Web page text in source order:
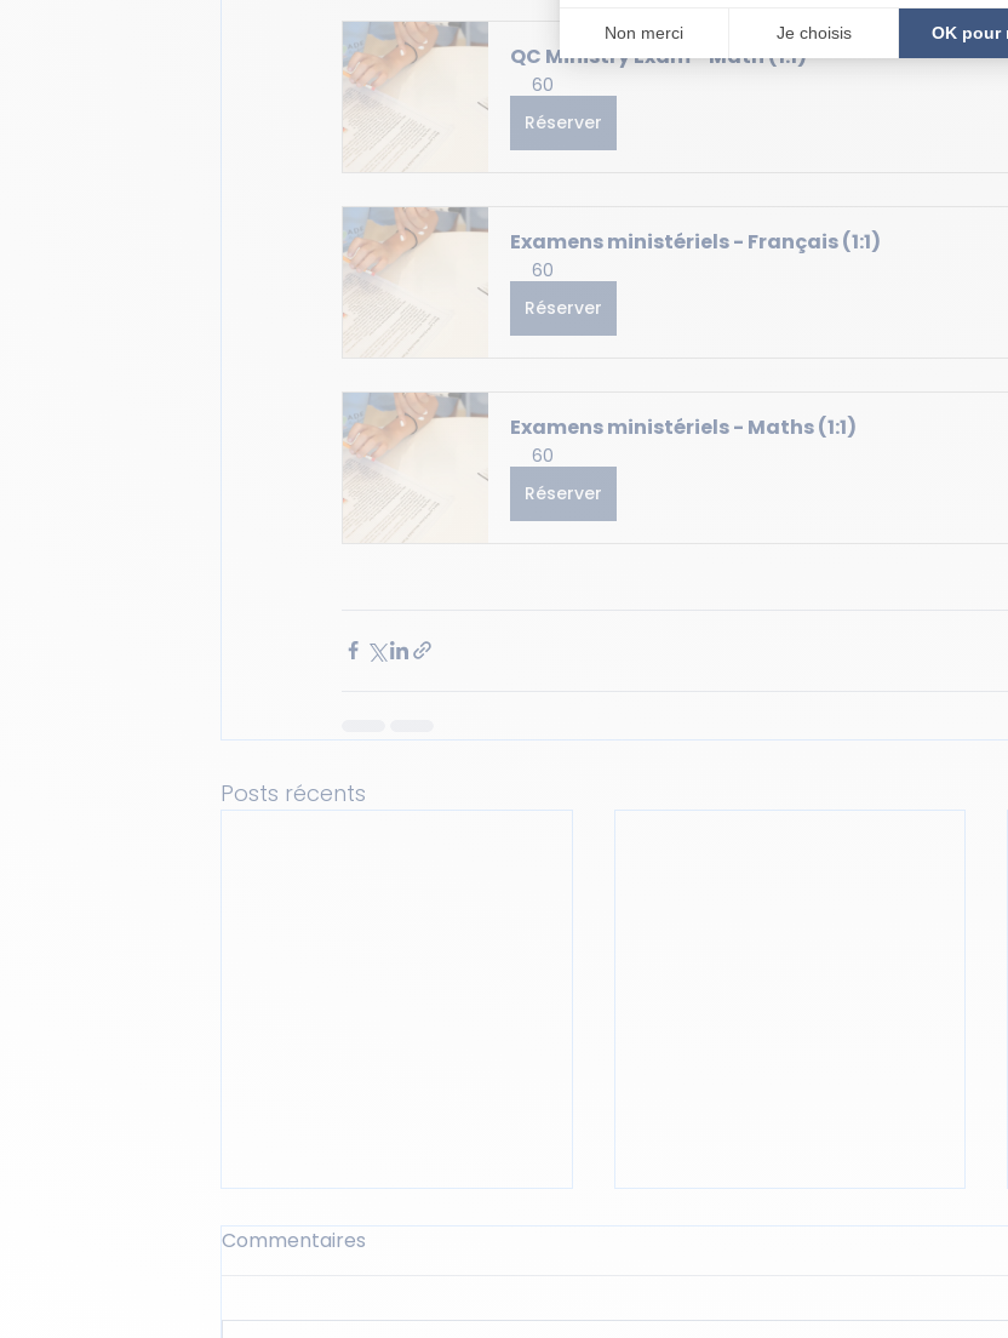
QC Ministry Exam - Math (1:1)
60
Réserver
Examens ministériels - Français (1:1)
60
Réserver
Examens ministériels - Maths (1:1)
60
Réserver
Posts récents
Commentaires